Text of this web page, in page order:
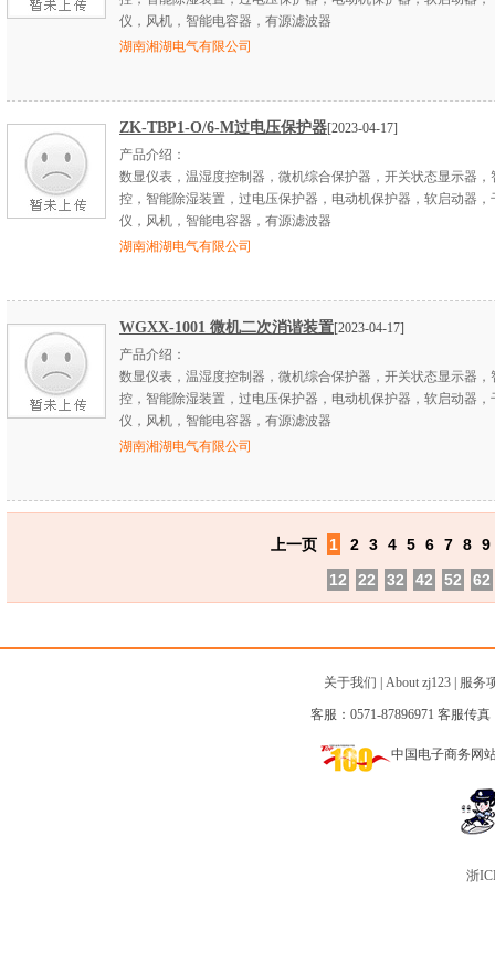
仪，风机，智能电容器，有源滤波器
湖南湘湖电气有限公司
ZK-TBP1-O/6-M过电压保护器[2023-04-17]
产品介绍：
数显仪表，温湿度控制器，微机综合保护器，开关状态显示器，
控，智能除湿装置，过电压保护器，电动机保护器，软启动器，
仪，风机，智能电容器，有源滤波器
湖南湘湖电气有限公司
WGXX-1001 微机二次消谐装置[2023-04-17]
产品介绍：
数显仪表，温湿度控制器，微机综合保护器，开关状态显示器，
控，智能除湿装置，过电压保护器，电动机保护器，软启动器，
仪，风机，智能电容器，有源滤波器
湖南湘湖电气有限公司
上一页 1 2 3 4 5 6 7 8 9
12
22 32 42 52 62
关于我们 About zj123| 服务
客服：0571-87896971 客服传真
中国电子商务网
浙